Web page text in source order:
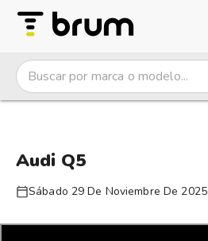
Audi Q5
Sábado 29 De Noviembre De 2025